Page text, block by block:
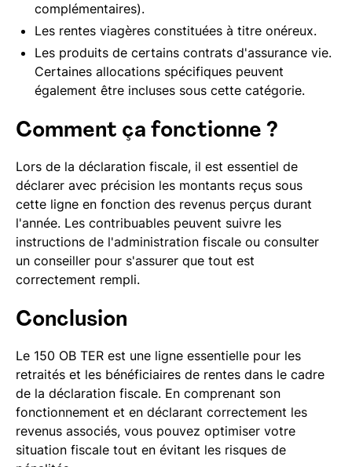
complémentaires).
Les rentes viagères constituées à titre onéreux.
Les produits de certains contrats d'assurance vie.
Certaines allocations spécifiques peuvent
également être incluses sous cette catégorie.
Comment ça fonctionne ?
Lors de la déclaration fiscale, il est essentiel de
déclarer avec précision les montants reçus sous
cette ligne en fonction des revenus perçus durant
l'année. Les contribuables peuvent suivre les
instructions de l'administration fiscale ou consulter
un conseiller pour s'assurer que tout est
correctement rempli.
Conclusion
Le 150 OB TER est une ligne essentielle pour les
retraités et les bénéficiaires de rentes dans le cadre
de la déclaration fiscale. En comprenant son
fonctionnement et en déclarant correctement les
revenus associés, vous pouvez optimiser votre
situation fiscale tout en évitant les risques de